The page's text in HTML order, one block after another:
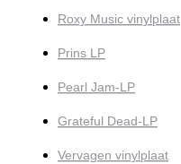
Roxy Music vinylplaat
Prins LP
Pearl Jam-LP
Grateful Dead-LP
Vervagen vinylplaat